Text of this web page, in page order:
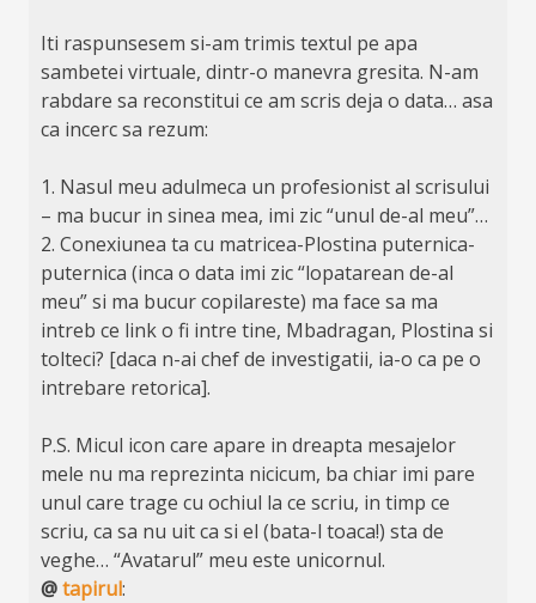
Iti raspunsesem si-am trimis textul pe apa
sambetei virtuale, dintr-o manevra gresita. N-am
rabdare sa reconstitui ce am scris deja o data… asa
ca incerc sa rezum:
1. Nasul meu adulmeca un profesionist al scrisului
– ma bucur in sinea mea, imi zic “unul de-al meu”…
2. Conexiunea ta cu matricea-Plostina puternica-
puternica (inca o data imi zic “lopatarean de-al
meu” si ma bucur copilareste) ma face sa ma
intreb ce link o fi intre tine, Mbadragan, Plostina si
tolteci? [daca n-ai chef de investigatii, ia-o ca pe o
intrebare retorica].
P.S. Micul icon care apare in dreapta mesajelor
mele nu ma reprezinta nicicum, ba chiar imi pare
unul care trage cu ochiul la ce scriu, in timp ce
scriu, ca sa nu uit ca si el (bata-l toaca!) sta de
veghe… “Avatarul” meu este unicornul.
@tapirul: